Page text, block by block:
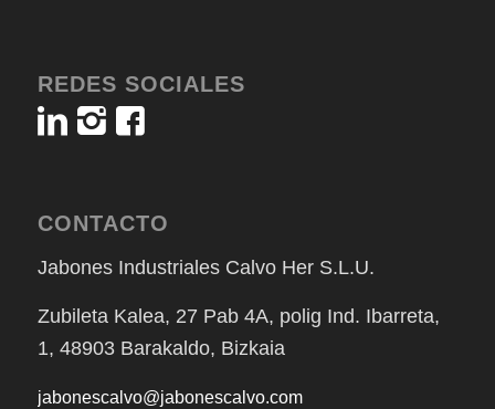
REDES SOCIALES
CONTACTO
Jabones Industriales Calvo Her S.L.U.
Zubileta Kalea, 27 Pab 4A, polig Ind. Ibarreta,
1, 48903 Barakaldo, Bizkaia
jabonescalvo@jabonescalvo.com